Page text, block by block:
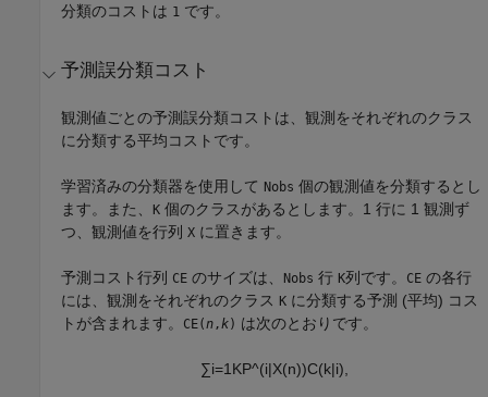
分類のコストは 1 です。
予測誤分類コスト
観測値ごとの予測誤分類コストは、観測をそれぞれのクラス
に分類する平均コストです。
学習済みの分類器を使用して Nobs 個の観測値を分類するとし
ます。また、
K 個のクラスがあるとします。1 行に 1 観測ず
つ、観測値を行列 X に置きます。
予測コスト行列 CE のサイズは、 Nobs 行 K列です。 CE の各行
には、観測をそれぞれのクラス K に分類する予測 (平均) コス
トが含まれます。
CE(n ,k) は次のとおりです。
∑i=1 KP^(i|X(n))C(k|i)